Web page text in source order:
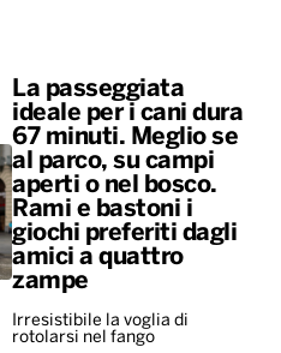
La passeggiata
ideale per i cani dura
67 minuti. Meglio se
al parco, su campi
aperti o nel bosco.
Rami e bastoni i
giochi preferiti dagli
amici a quattro
zampe
Irresistibile la voglia di
rotolarsi nel fango